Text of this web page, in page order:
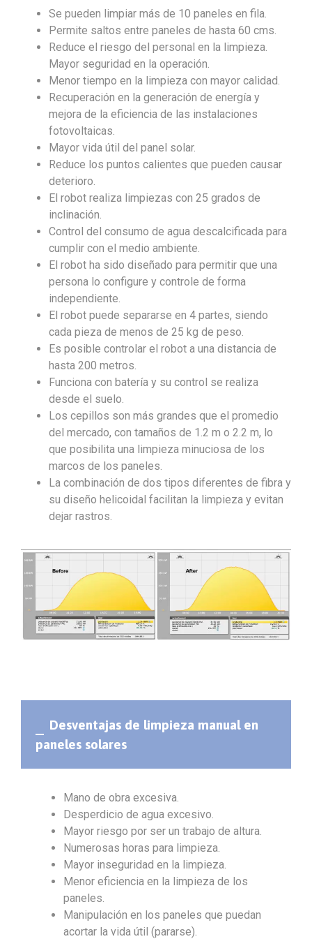
Se pueden limpiar más de 10 paneles en fila.
Permite saltos entre paneles de hasta 60 cms.
Reduce el riesgo del personal en la limpieza.
Mayor seguridad en la operación.
Menor tiempo en la limpieza con mayor calidad.
Recuperación en la generación de energía y
mejora de la eficiencia de las instalaciones
fotovoltaicas.
Mayor vida útil del panel solar.
Reduce los puntos calientes que pueden causar
deterioro.
El robot realiza limpiezas con 25 grados de
inclinación.
Control del consumo de agua descalcificada para
cumplir con el medio ambiente.
El robot ha sido diseñado para permitir que una
persona lo configure y controle de forma
independiente.
El robot puede separarse en 4 partes, siendo
cada pieza de menos de 25 kg de peso.
Es posible controlar el robot a una distancia de
hasta 200 metros.
Funciona con batería y su control se realiza
desde el suelo.
Los cepillos son más grandes que el promedio
del mercado, con tamaños de 1.2 m o 2.2 m, lo
que posibilita una limpieza minuciosa de los
marcos de los paneles.
La combinación de dos tipos diferentes de fibra y
su diseño helicoidal facilitan la limpieza y evitan
dejar rastros.
Desventajas de limpieza manual en
paneles solares
Mano de obra excesiva.
Desperdicio de agua excesivo.
Mayor riesgo por ser un trabajo de altura.
Numerosas horas para limpieza.
Mayor inseguridad en la limpieza.
Menor eficiencia en la limpieza de los
paneles.
Manipulación en los paneles que puedan
acortar la vida útil (pararse).